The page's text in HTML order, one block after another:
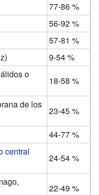
77-86 %
56-92 %
57-81 %
9-54 %
o
18-58 %
de los
23-45 %
44-77 %
central
24-54 %
22-49 %